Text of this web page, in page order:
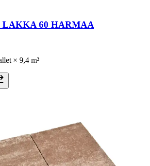
60 HARMAA
× 9,4 m²